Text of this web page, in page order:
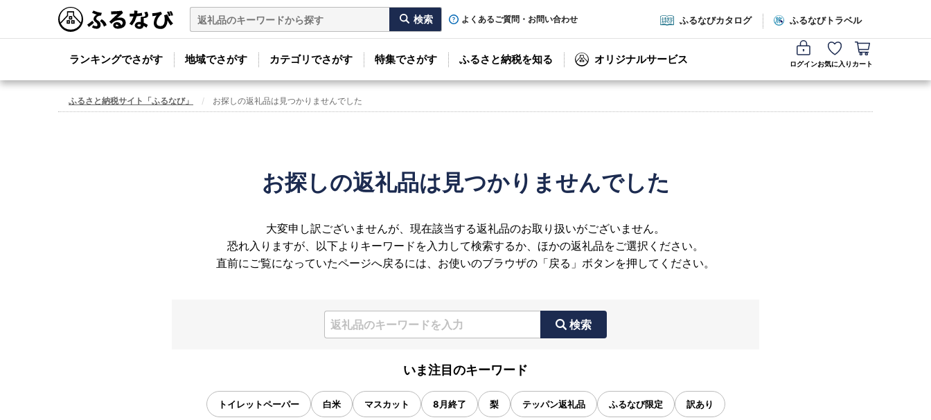
よくあるご質問・お問い合わせ ふるなびカタログ ふるなびトラベル
ランキングでさがす 地域でさがす カテゴリでさがす 特集でさがす ふるさと納税を知る オリジナルサービス ログインお気に入り カート
ふるさと納税サイト「ふるなび」 お探しの返礼品は見つかりませんでした
お探しの返礼品は見つかりませんでした
大変申し訳ございませんが、現在該当する返礼品のお取り扱いがございません。
恐れ入りますが、以下よりキーワードを入力して検索するか、ほかの返礼品をご選択ください。
直前にご覧になっていたページへ戻るには、お使いのブラウザの「戻る」ボタンを押してください。
検索
いま注目のキーワード
トイレットペーパー 白米 マスカット 8月終了 梨 テッパン返礼品 ふるなび限定 訳あり